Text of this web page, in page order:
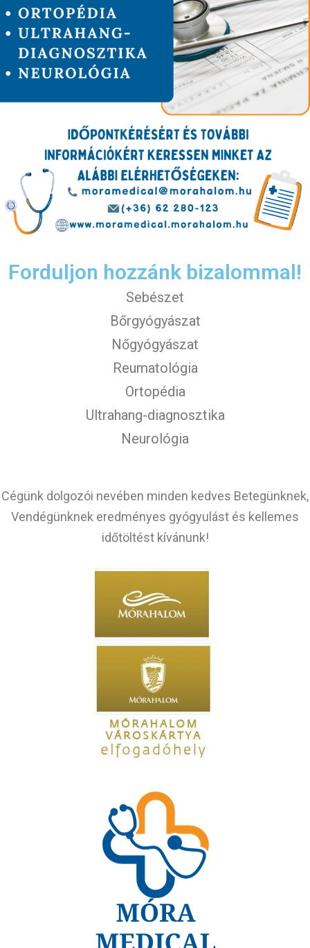
Forduljon hozzánk bizalommal!
Sebészet
Bőrgyógyászat
Nőgyógyászat
Reumatológia
Ortopédia
Ultrahang-diagnosztika
Neurológia
Cégünk dolgozói nevében minden kedves Betegünknek,
Vendégünknek eredményes gyógyulást és kellemes
időtöltést kívánunk!